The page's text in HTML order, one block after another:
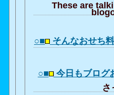
These are
○■ そんなおせち
○■ 今日もブロ
さ